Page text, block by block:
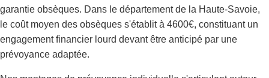
garantie obsèques. Dans le département de la Haute-Savoie,
le coût moyen des obsèques s'établit à 4600€, constituant un
engagement financier lourd devant être anticipé par une
prévoyance adaptée.